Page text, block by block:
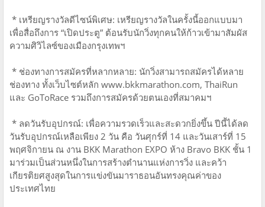
* เหรียญรางวัลดีไซน์พิเศษ: เหรียญรางวัลในครั้งนี้ออกแบบมา
เพื่อสื่อถึงการ “เปิดประตู” ต้อนรับนักวิ่งทุกคนให้ก้าวเข้ามาสัมผัส
ความศิวิไลซ์ของเมืองกรุงเทพฯ
* ช่องทางการสมัครที่หลากหลาย: นักวิ่งสามารถสมัครได้หลาย
ช่องทาง ทั้งเว็บไซต์หลัก www.bkkmarathon.com, ThaiRun
และ GoToRace รวมถึงการสมัครด้วยตนเองที่สมาคมฯ
* ลดวันรับอุปกรณ์: เพื่อความรวดเร็วและสะดวกยิ่งขึ้น ปีนี้ได้ลด
วันรับอุปกรณ์เหลือเพียง 2 วัน คือ วันศุกร์ที่ 14 และวันเสาร์ที่ 15
พฤศจิกายน ณ งาน BKK Marathon EXPO ห้าง Bravo BKK ชั้น 1
มาร่วมเป็นส่วนหนึ่งในการสร้างตำนานแห่งการวิ่ง และคว้า
เกียรติยศสูงสุดในการแข่งขันมาราธอนอันทรงคุณค่าของ
ประเทศไทย